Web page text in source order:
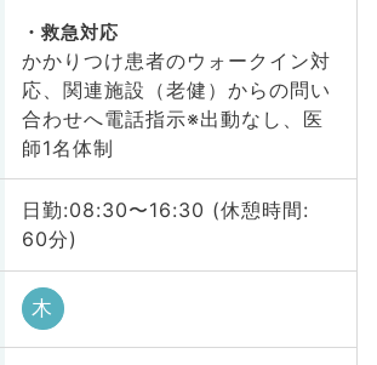
救急対応
かかりつけ患者のウォークイン対
応、関連施設（老健）からの問い
合わせへ電話指示※出動なし、医
師1名体制
日勤:08:30〜16:30 (休憩時間:
60分)
木